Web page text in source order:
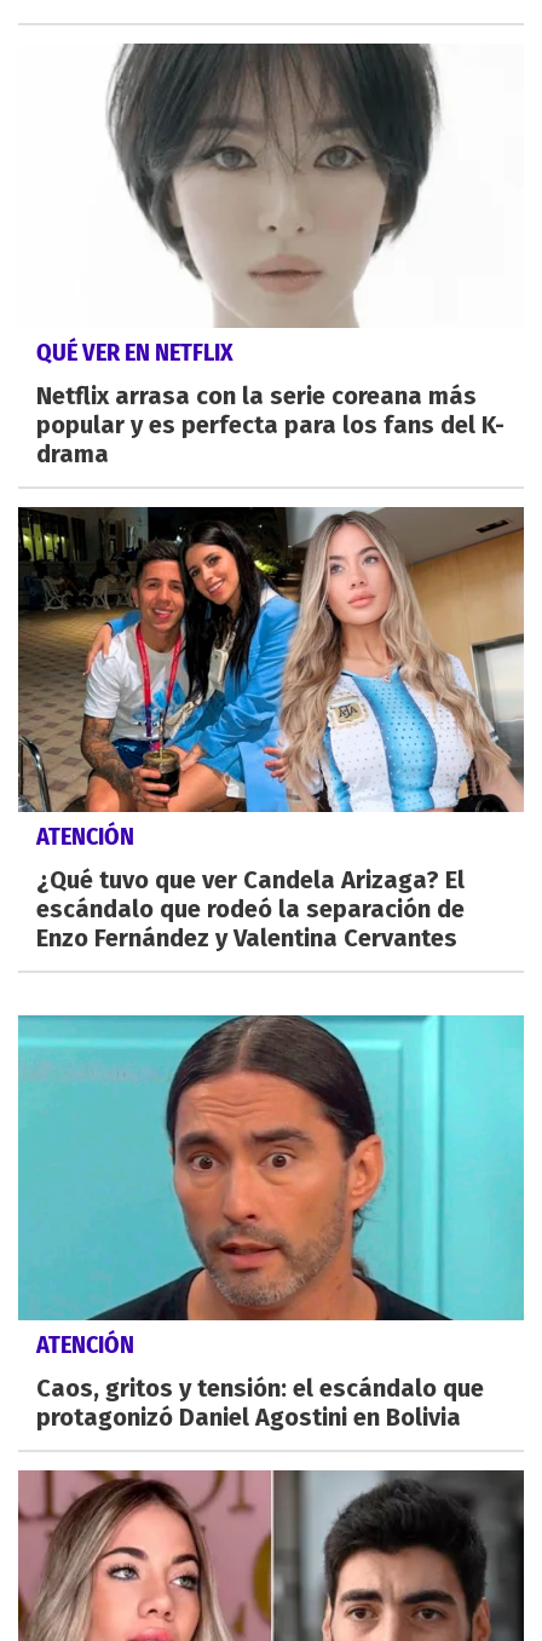
QUÉ VER EN NETFLIX
Netflix arrasa con la serie coreana más
popular y es perfecta para los fans del K-
drama
ATENCIÓN
¿Qué tuvo que ver Candela Arizaga? El
escándalo que rodeó la separación de
Enzo Fernández y Valentina Cervantes
ATENCIÓN
Caos, gritos y tensión: el escándalo que
protagonizó Daniel Agostini en Bolivia